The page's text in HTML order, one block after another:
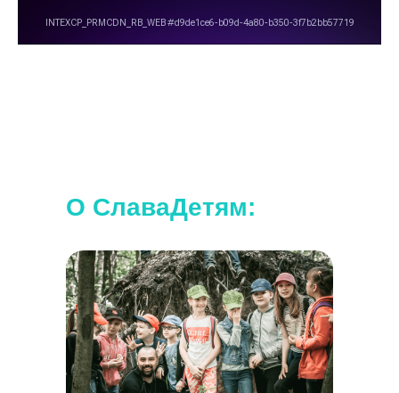
О СлаваДетям: